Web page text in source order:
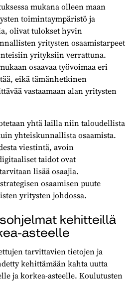
mukana olleen maan
toimintaympäristö ja
olivat tulokset hyvin
yritysten osaamistarpeet
yrityksiin verrattuna.
osaavaa työvoimaa eri
eikä tämänhetkinen
vastaamaan alan yritysten
yhtä lailla niin taloudellista
yhteiskunnallista osaamista.
viestintä, avoin
taidot ovat
lisää osaajia.
osaamisen puute
yritysten johdossa.
kehitteillä
asteelle
tarvittavien tietojen ja
kehittämään kahta uutta
ja korkea-asteelle. Koulutusten